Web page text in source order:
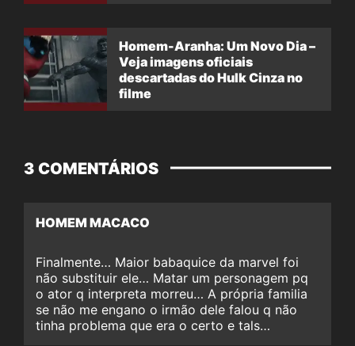
Homem-Aranha: Um Novo Dia –
Veja imagens oficiais
descartadas do Hulk Cinza no
filme
3 COMENTÁRIOS
HOMEM MACACO
Finalmente… Maior babaquice da marvel foi
não substituir ele… Matar um personagem pq
o ator q interpreta morreu… A própria familia
se não me engano o irmão dele falou q não
tinha problema que era o certo e tals…